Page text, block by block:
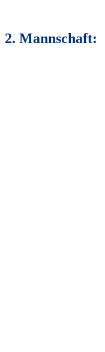
2. Mannschaft: